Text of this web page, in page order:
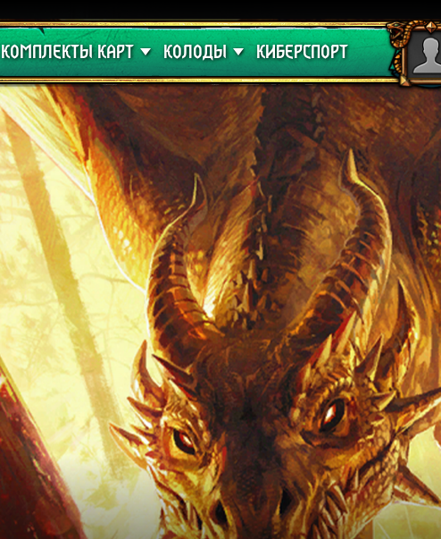
КОМПЛЕКТЫ КАРТ
Алое проклятие
КОЛОДЫ
Гайды
КИБЕРСПОРТ